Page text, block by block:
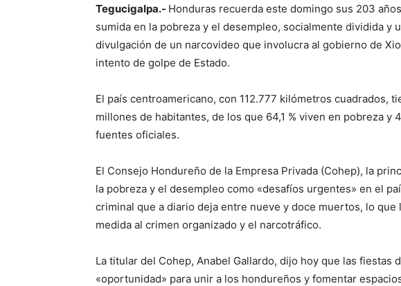
Tegucigalpa.- Honduras recuerda este domingo sus 203
sumida en la pobreza y el desempleo, socialmente dividida y
divulgación de un narcovideo que involucra al gobierno de
intento de golpe de Estado.
El país centroamericano, con 112.777 kilómetros cuadrados,
millones de habitantes, de los que 64,1 % viven en pobreza y
fuentes oficiales.
El Consejo Hondureño de la Empresa Privada (Cohep), la
la pobreza y el desempleo como «desafíos urgentes» en el
criminal que a diario deja entre nueve y doce muertos, lo
medida al crimen organizado y el narcotráfico.
La titular del Cohep, Anabel Gallardo, dijo hoy que las fiestas
«oportunidad» para unir a los hondureños y fomentar